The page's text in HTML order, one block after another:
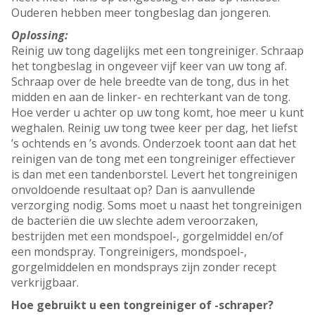
Ouderen hebben meer tongbeslag dan jongeren.
Oplossing:
Reinig uw tong dagelijks met een tongreiniger. Schraap
het tongbeslag in ongeveer vijf keer van uw tong af.
Schraap over de hele breedte van de tong, dus in het
midden en aan de linker- en rechterkant van de tong.
Hoe verder u achter op uw tong komt, hoe meer u kunt
weghalen. Reinig uw tong twee keer per dag, het liefst
’s ochtends en ’s avonds. Onderzoek toont aan dat het
reinigen van de tong met een tongreiniger effectiever
is dan met een tandenborstel. Levert het tongreinigen
onvoldoende resultaat op? Dan is aanvullende
verzorging nodig. Soms moet u naast het tongreinigen
de bacteriën die uw slechte adem veroorzaken,
bestrijden met een mondspoel-, gorgelmiddel en/of
een mondspray. Tongreinigers, mondspoel-,
gorgelmiddelen en mondsprays zijn zonder recept
verkrijgbaar.
Hoe gebruikt u een tongreiniger of -schraper?